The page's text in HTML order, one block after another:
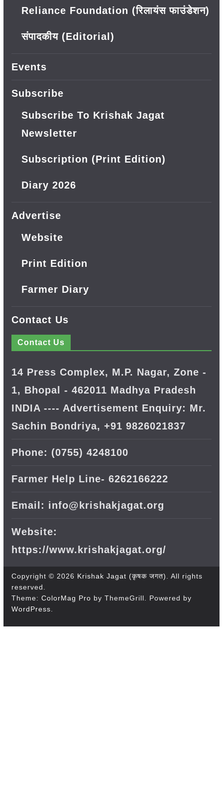
Reliance Foundation (रिलायंस फाउंडेशन)
संपादकीय (Editorial)
Events
Subscribe
Subscribe To Krishak Jagat
Newsletter
Subscription (Print Edition)
Diary 2026
Advertise
Website
Print Edition
Farmer Diary
Contact Us
Contact Us
14 Press Complex, M.P. Nagar, Zone -
1, Bhopal - 462011 Madhya Pradesh
INDIA ---- Advertisement Enquiry: Mr.
Sachin Bondriya, +91 9826021837
Phone: (0755) 4248100
Farmer Help Line- 6262166222
Email: info@krishakjagat.org
Website:
https://www.krishakjagat.org/
Copyright © 2026 Krishak Jagat (कृषक जगत). All rights
reserved.
Theme: ColorMag Pro by ThemeGrill. Powered by
WordPress.